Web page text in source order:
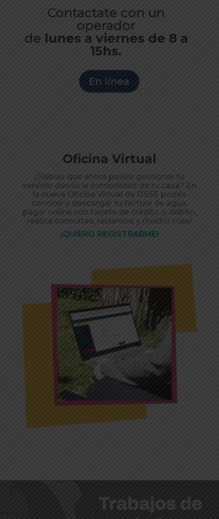
Contactate con un
operador
de lunes a viernes de 8 a
15hs.
En línea
Oficina Virtual
¿Sabías que ahora podés gestionar tu
servicio desde la comodidad de tu casa? En
la nueva Oficina Virtual de OSSE podés
conocer y descargar tu factura de agua,
pagar online con tarjeta de crédito o débito,
realizá consultas, reclamos y mucho más!
¡QUIERO REGISTRARME!